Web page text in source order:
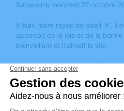
Survenu le mercredi 27 octobre
Il était notre rayon de soleil ☀️
il
apportait de la joie et de la bonne
bienveillant et il aimait la vie!
Nous vous invitons soit à
de lui soit à nous laisser un
passés en sa compagnie.
Vito repose dans la maison